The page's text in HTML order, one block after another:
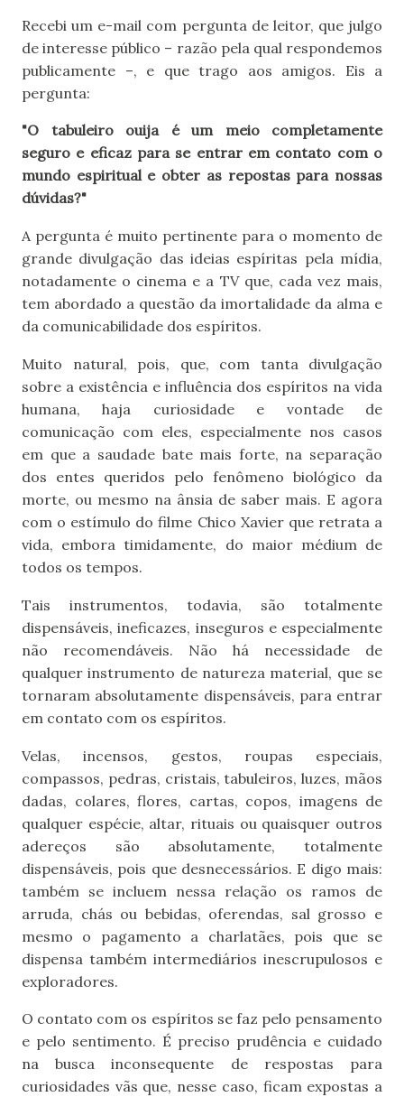
Recebi um e-mail com pergunta de leitor, que julgo
de interesse público – razão pela qual respondemos
publicamente –, e que trago aos amigos. Eis a
pergunta:
"O tabuleiro ouija é um meio completamente
seguro e eficaz para se entrar em contato com o
mundo espiritual e obter as repostas para nossas
dúvidas?"
A pergunta é muito pertinente para o momento de
grande divulgação das ideias espíritas pela mídia,
notadamente o cinema e a TV que, cada vez mais,
tem abordado a questão da imortalidade da alma e
da comunicabilidade dos espíritos.
Muito natural, pois, que, com tanta divulgação
sobre a existência e influência dos espíritos na vida
humana, haja curiosidade e vontade de
comunicação com eles, especialmente nos casos
em que a saudade bate mais forte, na separação
dos entes queridos pelo fenômeno biológico da
morte, ou mesmo na ânsia de saber mais. E agora
com o estímulo do filme Chico Xavier que retrata a
vida, embora timidamente, do maior médium de
todos os tempos.
Tais instrumentos, todavia, são totalmente
dispensáveis, ineficazes, inseguros e especialmente
não recomendáveis. Não há necessidade de
qualquer instrumento de natureza material, que se
tornaram absolutamente dispensáveis, para entrar
em contato com os espíritos.
Velas, incensos, gestos, roupas especiais,
compassos, pedras, cristais, tabuleiros, luzes, mãos
dadas, colares, flores, cartas, copos, imagens de
qualquer espécie, altar, rituais ou quaisquer outros
adereços são absolutamente, totalmente
dispensáveis, pois que desnecessários. E digo mais:
também se incluem nessa relação os ramos de
arruda, chás ou bebidas, oferendas, sal grosso e
mesmo o pagamento a charlatães, pois que se
dispensa também intermediários inescrupulosos e
exploradores.
O contato com os espíritos se faz pelo pensamento
e pelo sentimento. É preciso prudência e cuidado
na busca inconsequente de respostas para
curiosidades vãs que, nesse caso, ficam expostas a